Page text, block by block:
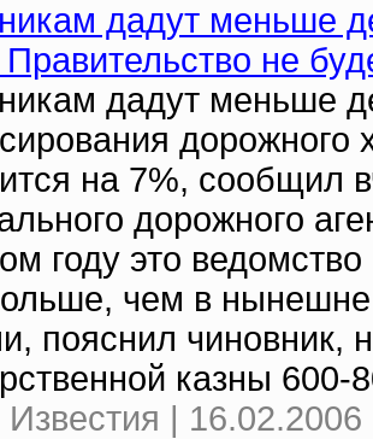
дадут меньше
Правительство не
дадут меньше
дорожного
на 7%, сообщил
дорожного
году это
чем в
пояснил чиновник,
казны 600-
| 16.02.2006